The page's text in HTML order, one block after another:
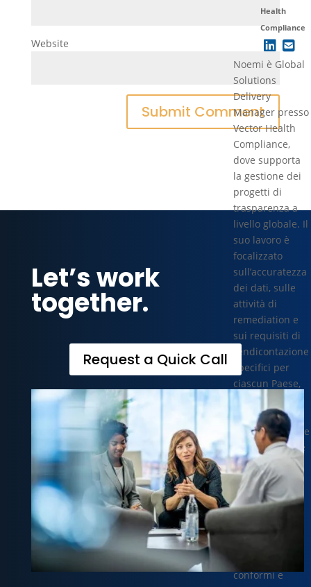
Health
Compliance
Noemi è Global
Solutions
Delivery
Manager presso
Vector Health
Compliance,
dove supporta
la gestione dei
progetti di
trasparenza a
livello globale. Il
suo lavoro è
focalizzato
sull’accuratezza
dei dati, sulle
attività di
remediation e
sui requisiti di
rendicontazione
specifici per
ciascun Paese,
con particolare
attenzione
all’Italia. Ricopre
un ruolo chiave
nel coordinare
le esigenze dei
clienti con i
team interni,
garantendo
conformi e
Website
Let’s work
together.
Request a Quick Call